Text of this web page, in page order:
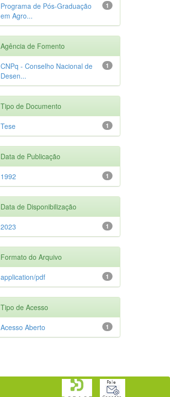
1
Programa de Pós-Graduação
em Agro...
Agência de Fomento
1
CNPq - Conselho Nacional de
Desen...
Tipo de Documento
1
Tese
Data de Publicação
1
1992
Data de Disponibilização
1
2023
Formato do Arquivo
1
application/pdf
Tipo de Acesso
1
Acesso Aberto